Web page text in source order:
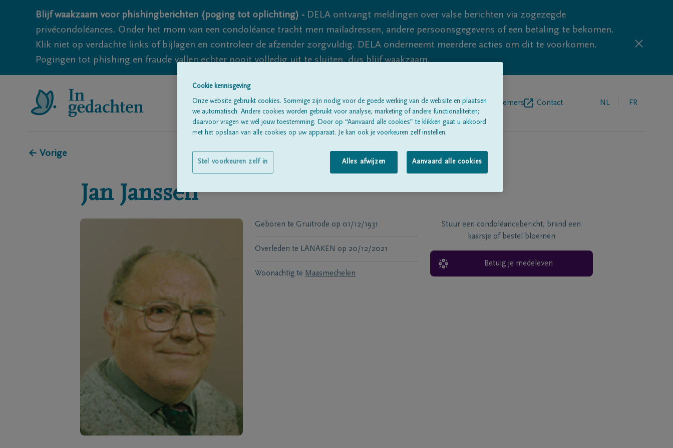
Blijf waakzaam voor phishingberichten (poging tot oplichting) - DELA ontvangt meldingen over valse berichten via zogezegde
privécondoléances. Onder het mom van een condoléance tracht men mailadressen, andere persoonsgegevens of een betaling te bekomen.
Klik niet op verdachte links of bijlagen en controleer de afzender zorgvuldig. DELA onderneemt meerdere acties om dit te voorkomen.
Pogingen tot phishing en fraude vallen echter nooit volledig uit te sluiten, dus blijf waakzaam.
Alle rouwberichtenOver onsBegrafenisondernemers Contact NL FR
← Vorige
Jan Janssen
Geboren te Gruitrode op 01/12/1931
Overleden te LANAKEN op 20/12/2021
Woonachtig te Maasmechelen
Stuur een condoléancebericht, brand een
kaarsje of bestel bloemen
Betuig je medeleven
Cookie kennisgeving
Onze website gebruikt cookies. Sommige zijn nodig voor de goede werking van de website en plaatsen
we automatisch. Andere cookies worden gebruikt voor analyse, marketing of andere functionaliteiten;
daarvoor vragen we wél jouw toestemming. Door op “Aanvaard alle cookies” te klikken gaat u akkoord
met het opslaan van alle cookies op uw apparaat. Je kan ook je voorkeuren zelf instellen.
Alles afwijzen Aanvaard alle cookies
Stel voorkeuren zelf in